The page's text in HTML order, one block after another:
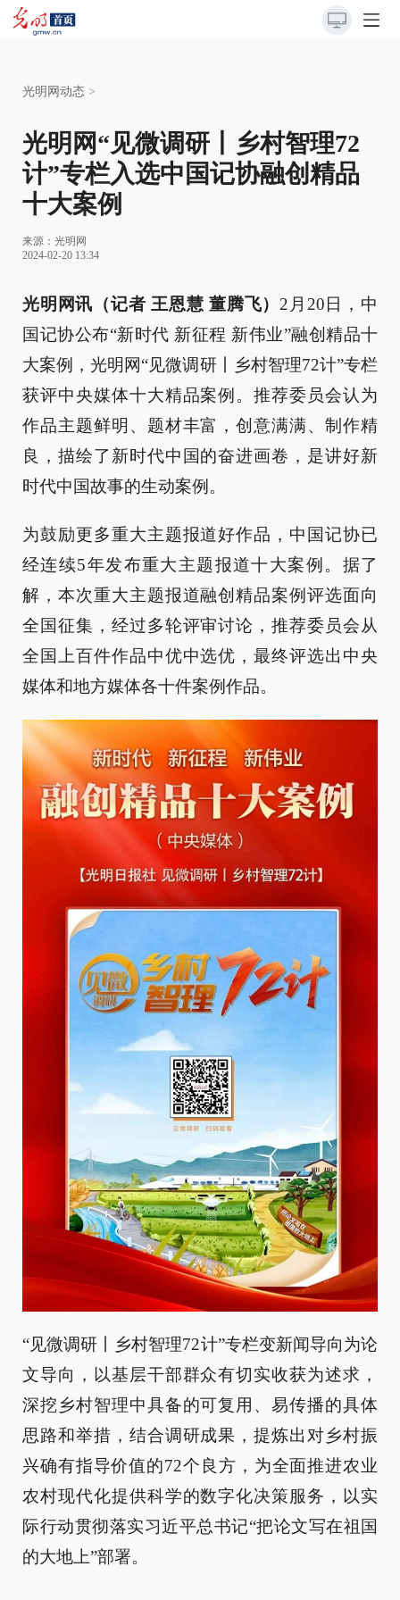
光明网动态 >
光明网“见微调研丨乡村智理72
计”专栏入选中国记协融创精品
十大案例
来源： 光明网
2024-02-20 13:34
光明网讯（记者 王恩慧 董腾飞） 2月20日，中
国记协公布“新时代 新征程 新伟业”融创精品十
大案例，光明网“见微调研丨乡村智理72计”专栏
获评中央媒体十大精品案例。推荐委员会认为
作品主题鲜明、题材丰富，创意满满、制作精
良，描绘了新时代中国的奋进画卷，是讲好新
时代中国故事的生动案例。
为鼓励更多重大主题报道好作品，中国记协已
经连续5年发布重大主题报道十大案例。据了
解，本次重大主题报道融创精品案例评选面向
全国征集，经过多轮评审讨论，推荐委员会从
全国上百件作品中优中选优，最终评选出中央
媒体和地方媒体各十件案例作品。
“见微调研丨乡村智理72计”专栏变新闻导向为论
文导向，以基层干部群众有切实收获为述求，
深挖乡村智理中具备的可复用、易传播的具体
思路和举措，结合调研成果，提炼出对乡村振
兴确有指导价值的72个良方，为全面推进农业
农村现代化提供科学的数字化决策服务，以实
际行动贯彻落实习近平总书记“把论文写在祖国
的大地上”部署。